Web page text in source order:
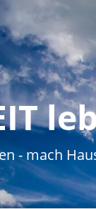
- mach